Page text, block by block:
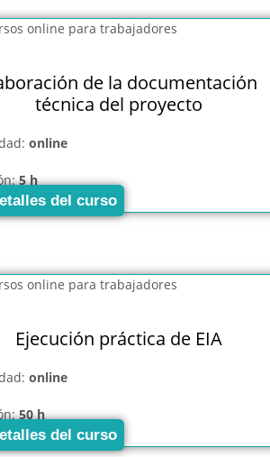
de la documentación
técnica del proyecto
online
5 h
del curso
Ejecución práctica de EIA
online
50 h
del curso